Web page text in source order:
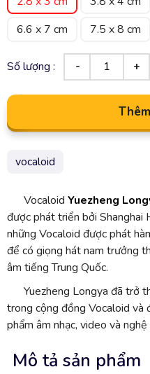
6.6 x 7 cm
7.5 x 8 cm
Số lượng :
vocaloid
Vocaloid Yuezheng
được phát triển bởi
những Vocaloid được phát
để có giọng hát nam trưởng
âm tiếng Trung Quốc.
Yuezheng Longya đã trở
trong cộng đồng Vocaloid và
phẩm âm nhạc, video và
Mô tả sản phẩm